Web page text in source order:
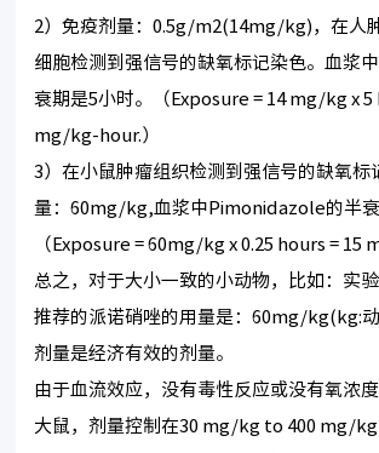
2）免疫剂量：0.5g/m2(14mg/kg)，在人
细胞检测到强信号的缺氧标记染色。血浆
衰期是5小时。（Exposure = 14 mg/kg x 5
mg/kg-hour.）
3）在小鼠肿瘤组织检测到强信号的缺氧标
量：60mg/kg,血浆中Pimonidazole的半衰
（Exposure = 60mg/kg x 0.25 hours = 15
总之，对于大小一致的小动物，比如：实验
推荐的派诺硝唑的用量是：60mg/kg(kg:
剂量是经济有效的剂量。
由于血流效应，没有毒性反应或没有氧浓
大鼠，剂量控制在30 mg/kg to 400 mg/kg